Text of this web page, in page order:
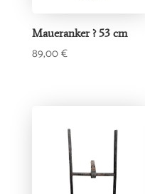
Maueranker ? 53 cm
89,00€